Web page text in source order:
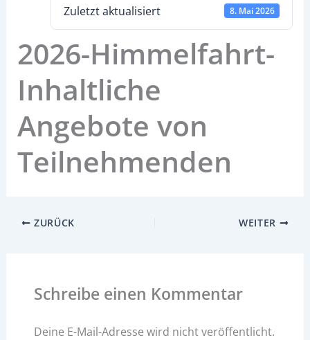
Zuletzt aktualisiert 8. Mai 2026
2026-Himmelfahrt-
Inhaltliche
Angebote von
Teilnehmenden
ZURÜCK WEITER
Schreibe einen Kommentar
Deine E-Mail-Adresse wird nicht veröffentlicht.